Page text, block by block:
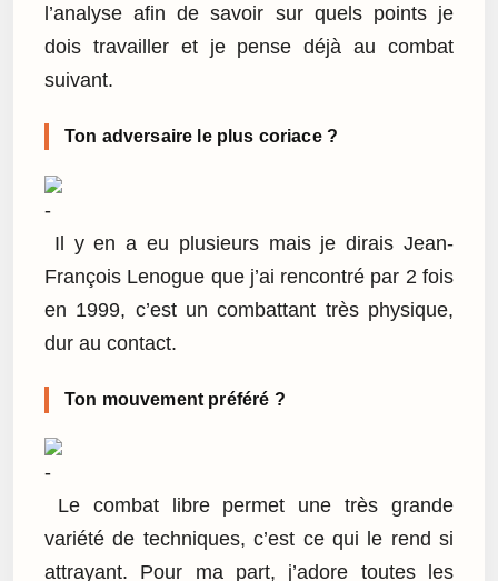
l’analyse afin de savoir sur quels points je
dois travailler et je pense déjà au combat
suivant.
Ton adversaire le plus coriace ?
Il y en a eu plusieurs mais je dirais Jean-
François Lenogue que j’ai rencontré par 2 fois
en 1999, c’est un combattant très physique,
dur au contact.
Ton mouvement préféré ?
Le combat libre permet une très grande
variété de techniques, c’est ce qui le rend si
attrayant. Pour ma part, j’adore toutes les